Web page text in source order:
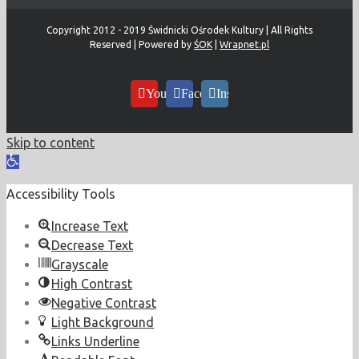
Copyright 2012 - 2019 Świdnicki Ośrodek Kultury | All Rights
Reserved | Powered by ŚOK Wrapnet.pl
YouTubeFacebookInstagram
Skip to content
Open
Accessibility Tools
Increase Text
Decrease Text
Grayscale
High Contrast
Negative Contrast
Light Background
Links Underline